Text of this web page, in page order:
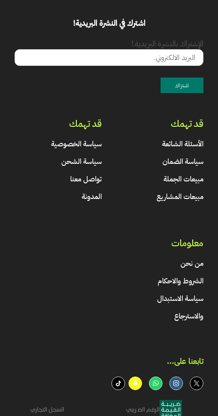
اشترك في النشرة البريدية!
الإشتراك بالنشرة البريدية.!
قد تهمك
الأسئلة الشائعة
سياسة الضمان
مبيعات الجملة
مبيعات المشاريع
قد تهمك
سياسة الخصوصية
سياسة الشحن
تواصل معنا
المدونة
معلومات
من نحن
الشروط والاحكام
سياسة الاستبدال
والاسترجاع
تابعنا على...​
الرقم الضريبي السجل التجاري